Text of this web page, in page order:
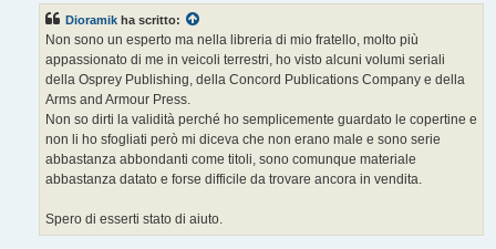
Dioramik ha scritto:
Non sono un esperto ma nella libreria di mio fratello, molto più
appassionato di me in veicoli terrestri, ho visto alcuni volumi seriali
della Osprey Publishing, della Concord Publications Company e della
Arms and Armour Press.
Non so dirti la validità perché ho semplicemente guardato le copertine e
non li ho sfogliati però mi diceva che non erano male e sono serie
abbastanza abbondanti come titoli, sono comunque materiale
abbastanza datato e forse difficile da trovare ancora in vendita.
Spero di esserti stato di aiuto.